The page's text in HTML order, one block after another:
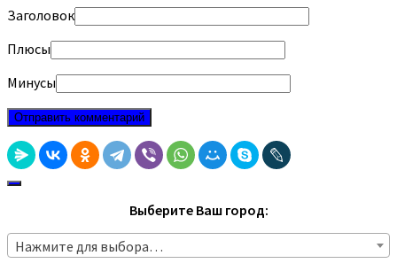
Заголовок
Плюсы
Минусы
Выберите Ваш город:
Нажмите для выбора…